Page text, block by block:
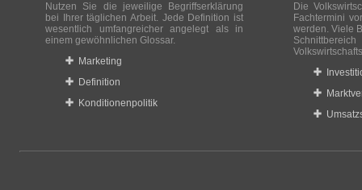
Nutzen Sie die jeweilige Begriffserklärung
bei Ihrer täglichen Arbeit. Jede Definition ist
wesentlich umfangreicher angelegt als in
einem gewöhnlichen Glossar.
Marketing
Definition
Konditionenpolitik
Die
Fachtermini
werden. Viele